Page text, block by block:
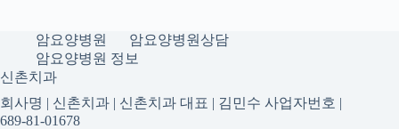
암요양병원
암요양병원상담
암요양병원 정보
신촌치과
회사명 | 신촌치과 | 신촌치과 대표 | 김민수 사업자번호 |
689-81-01678